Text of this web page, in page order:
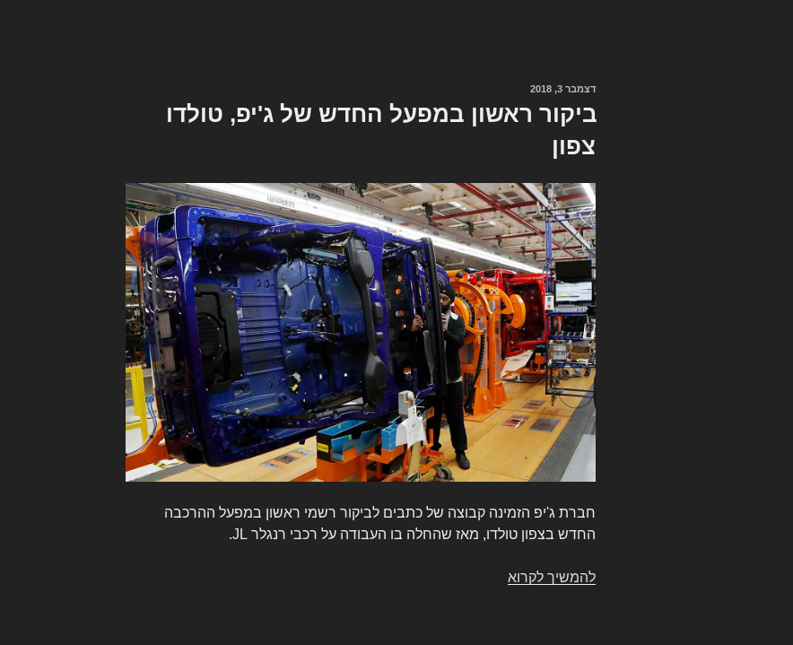
להכיר
פורסם
דצמבר 3, 2018
ביקור ראשון במפעל החדש של ג'יפ, טולדו
צפון
חברת ג'יפ הזמינה קבוצה של כתבים לביקור רשמי ראשון במפעל ההרכבה
החדש בצפון טולדו, מאז שהחלה בו העבודה על רכבי רנגלר JL.
להמשיך לקרוא